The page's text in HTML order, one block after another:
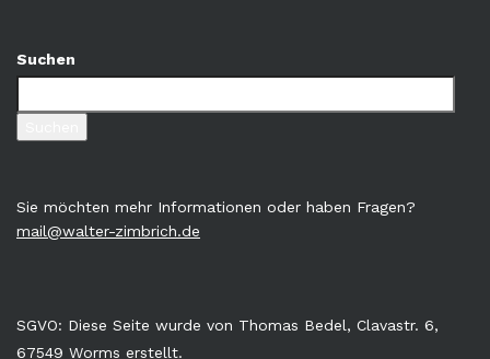
Suchen
Sie möchten mehr Informationen oder haben Fragen?
mail@walter-zimbrich.de
SGVO: Diese Seite wurde von Thomas Bedel, Clavastr. 6,
67549 Worms erstellt.